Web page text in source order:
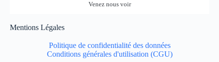
Venez nous voir
Mentions Légales
Politique de confidentialité des données
Conditions générales d'utilisation (CGU)